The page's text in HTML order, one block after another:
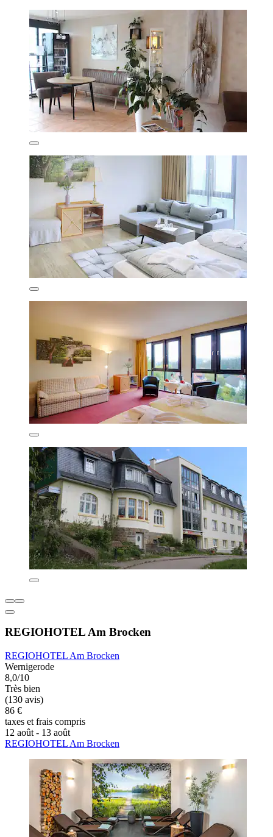
REGIOHOTEL Am Brocken
REGIOHOTEL Am Brocken
Wernigerode
8,0/10
Très bien
(130 avis)
86 €
taxes et frais compris
12 août - 13 août
REGIOHOTEL Am Brocken